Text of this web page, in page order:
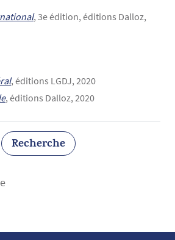
, 3e édition, éditions Dalloz,
, éditions LGDJ, 2020
, éditions Dalloz, 2020
Recherche